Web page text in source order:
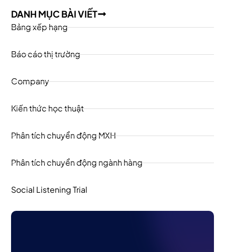
DANH MỤC BÀI VIẾT
Bảng xếp hạng
Báo cáo thị trường
Company
Kiến thức học thuật
Phân tích chuyển động MXH
Phân tích chuyển động ngành hàng
Social Listening Trial